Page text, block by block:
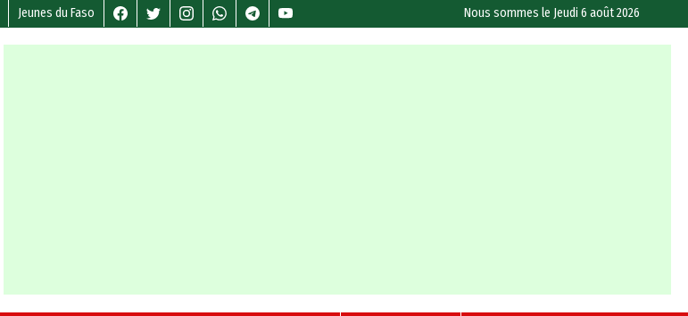
Jeunes du Faso Nous sommes le Jeudi 6 août 2026